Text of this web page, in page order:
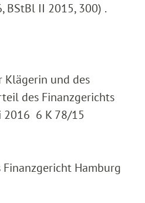
BStBl II 2015, 300) .
Klägerin und des
des Finanzgerichts
2016 6 K 78/15
Hamburg